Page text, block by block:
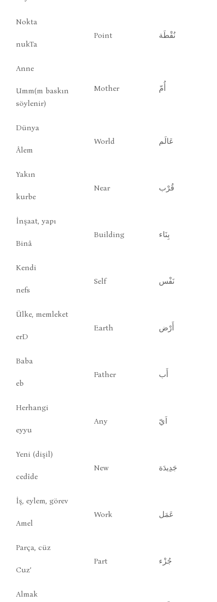
Nokta
nukTa
Point نُقْطَة
Anne
Umm(m baskın
söylenir)
Mother أُمّ
Dünya
Âlem
World عَالَم
Yakın
kurbe
Near قُرْب
İnşaat, yapı
Binâ
Building بِنَاء
Kendi
nefs
Self نَفْس
Ülke, memleket
erD
Earth أَرْض
Baba
eb
Father أَب
Herhangi
eyyu
Any اَيّ
Yeni (dişil)
cedîde
New جَدِيدَة
İş, eylem, görev
Amel
Work عَمَل
Parça, cüz
Cuz’
Part جُزْء
Almak